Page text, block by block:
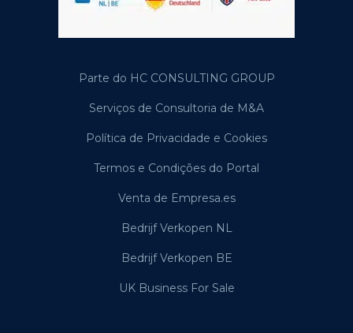
Parte do HC CONSULTING GROUP
Serviços de Consultoria de M&A
Política de Privacidade e Cookies
Termos e Condições do Portal
Venta de Empresa.es
Bedrijf Verkopen NL
Bedrijf Verkopen BE
UK Business For Sale